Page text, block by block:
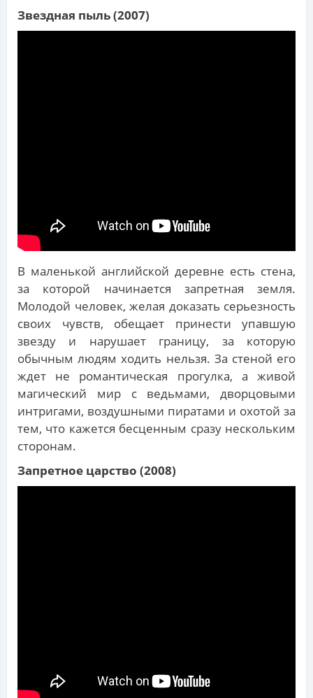
Звездная пыль (2007)
В маленькой английской деревне есть стена,
за которой начинается запретная земля.
Молодой человек, желая доказать серьезность
своих чувств, обещает принести упавшую
звезду и нарушает границу, за которую
обычным людям ходить нельзя. За стеной его
ждет не романтическая прогулка, а живой
магический мир с ведьмами, дворцовыми
интригами, воздушными пиратами и охотой за
тем, что кажется бесценным сразу нескольким
сторонам.
Запретное царство (2008)